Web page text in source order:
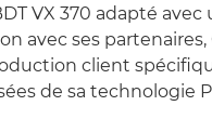
VX 370 adapté
avec ses
client
de sa technologie